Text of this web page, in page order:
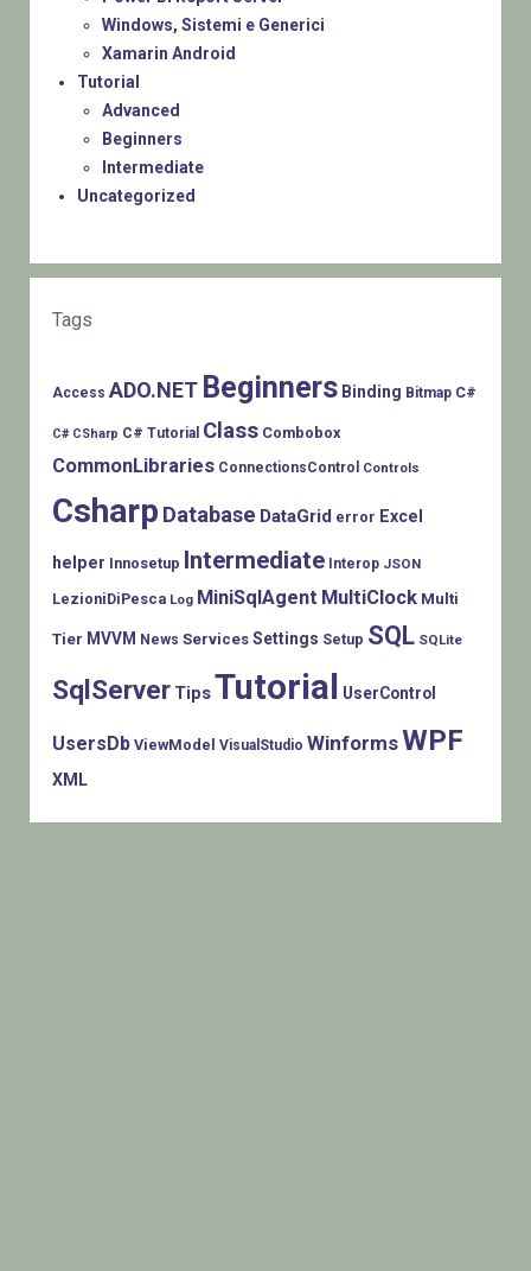
Windows, Sistemi e Generici
Xamarin Android
Tutorial
Advanced
Beginners
Intermediate
Uncategorized
Tags
Access ADO.NET Beginners Binding Bitmap C#
C# CSharp C# Tutorial Class Combobox
CommonLibraries ConnectionsControl Controls
Csharp Database DataGrid error Excel
helper Innosetup Intermediate Interop JSON
LezioniDiPesca Log MiniSqlAgent MultiClock Multi
Tier MVVM News Services Settings Setup SQL SQLite
SqlServer TipsTutorial UserControl
UsersDb ViewModel VisualStudio WinformsWPF
XML